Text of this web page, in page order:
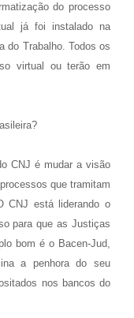
do processo
já foi instalado na
do Trabalho. Todos os
virtual ou terão em
CNJ é mudar a visão
que tramitam
CNJ está liderando o
para que as Justiças
bom é o Bacen-Jud,
a penhora do seu
nos bancos do